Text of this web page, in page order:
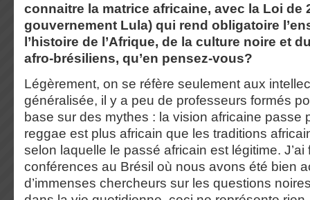
connaitre la matrice africaine, avec la Loi de
gouvernement Lula) qui rend obligatoire
l’histoire de l’Afrique, de la culture noire et
afro-brésiliens, qu’en pensez-vous?
Légèrement, on se réfère seulement aux
généralisée, il y a peu de professeurs formés
base sur des mythes : la vision africaine passe
reggae est plus africain que les traditions
selon laquelle le passé africain est légitime.
conférences au Brésil où nous avons été bien
d’immenses chercheurs sur les questions